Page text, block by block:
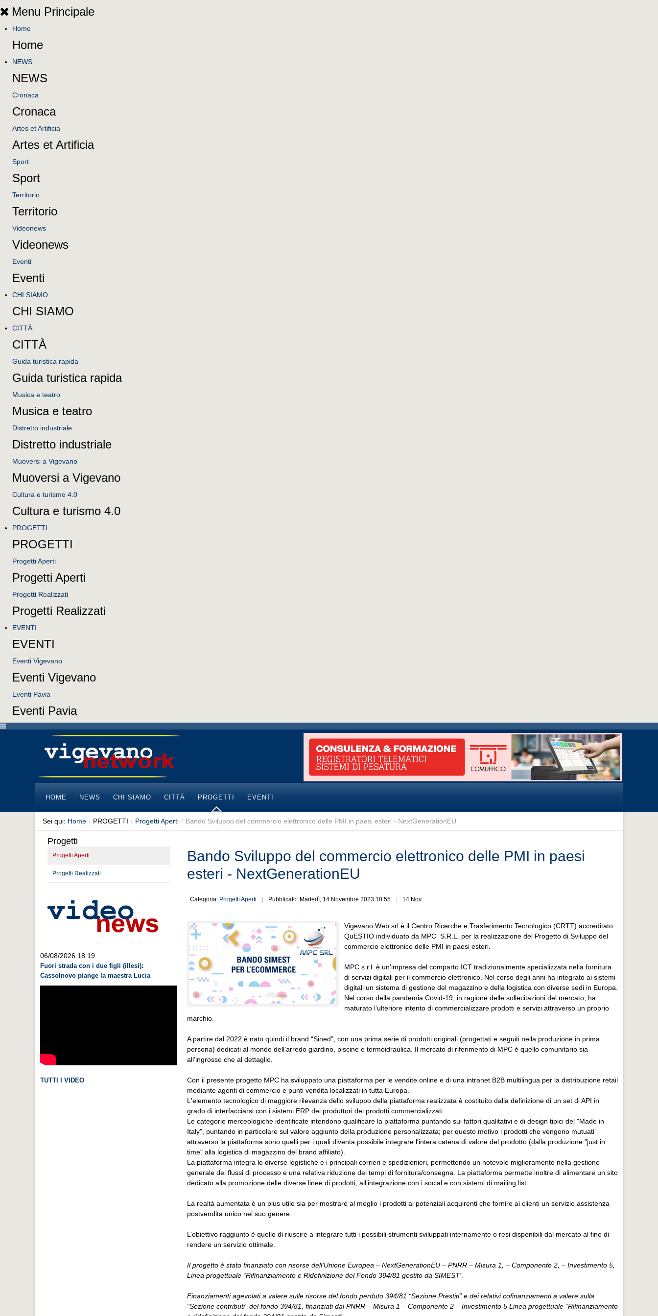
Menu Principale
Home
Home
NEWS
NEWS
Cronaca
Cronaca
Artes et Artificia
Artes et Artificia
Sport
Sport
Territorio
Territorio
Videonews
Videonews
Eventi
Eventi
CHI SIAMO
CHI SIAMO
CITTÀ
CITTÀ
Guida turistica rapida
Guida turistica rapida
Musica e teatro
Musica e teatro
Distretto industriale
Distretto industriale
Muoversi a Vigevano
Muoversi a Vigevano
Cultura e turismo 4.0
Cultura e turismo 4.0
PROGETTI
PROGETTI
Progetti Aperti
Progetti Aperti
Progetti Realizzati
Progetti Realizzati
EVENTI
EVENTI
Eventi Vigevano
Eventi Vigevano
Eventi Pavia
Eventi Pavia
HOME NEWS CHI SIAMO CITTÀ PROGETTI EVENTI
Sei qui: Home / PROGETTI / Progetti Aperti / Bando Sviluppo del commercio elettronico delle PMI in paesi esteri - NextGenerationEU
Progetti
Progetti Aperti
Progetti Realizzati
06/08/2026 18:19
Fuori strada con i due figli (illesi):
Cassolnovo piange la maestra Lucia
TUTTI I VIDEO
Bando Sviluppo del commercio elettronico delle PMI in paesi
esteri - NextGenerationEU
Categoria: Progetti Aperti Pubblicato: Martedì, 14 Novembre 2023 10:55 14 Nov
Vigevano Web srl è il Centro Ricerche e Trasferimento Tecnologico (CRTT) accreditato
QuESTIO individuato da MPC S.R.L. per la realizzazione del Progetto di Sviluppo del
commercio elettronico delle PMI in paesi esteri.
MPC s.r.l. è un’impresa del comparto ICT tradizionalmente specializzata nella fornitura
di servizi digitali per il commercio elettronico. Nel corso degli anni ha integrato ai sistemi
digitali un sistema di gestione del magazzino e della logistica con diverse sedi in Europa.
Nel corso della pandemia Covid-19, in ragione delle sollecitazioni del mercato, ha
maturato l’ulteriore intento di commercializzare prodotti e servizi attraverso un proprio
marchio.
A partire dal 2022 è nato quindi il brand “Sined”, con una prima serie di prodotti originali (progettati e seguiti nella produzione in prima
persona) dedicati al mondo dell’arredo giardino, piscine e termoidraulica. Il mercato di riferimento di MPC è quello comunitario sia
all’ingrosso che al dettaglio.
Con il presente progetto MPC ha sviluppato una piattaforma per le vendite online e di una intranet B2B multilingua per la distribuzione retail
mediante agenti di commercio e punti vendita localizzati in tutta Europa.
L'elemento tecnologico di maggiore rilevanza dello sviluppo della piattaforma realizzata è costituito dalla definizione di un set di API in
grado di interfacciarsi con i sistemi ERP dei produttori dei prodotti commercializzati.
Le categorie merceologiche identificate intendono qualificare la piattaforma puntando sui fattori qualitativi e di design tipici del "Made in
Italy", puntando in particolare sul valore aggiunto della produzione personalizzata; per questo motivo i prodotti che vengono mutuati
attraverso la piattaforma sono quelli per i quali diventa possibile integrare l'intera catena di valore del prodotto (dalla produzione "just in
time" alla logistica di magazzino del brand affiliato).
La piattaforma integra le diverse logistiche e i principali corrieri e spedizionieri, permettendo un notevole miglioramento nella gestione
generale dei flussi di processo e una relativa riduzione dei tempi di fornitura/consegna. La piattaforma permette inoltre di alimentare un sito
dedicato alla promozione delle diverse linee di prodotti, all’integrazione con i social e con sistemi di mailing list.
La realtà aumentata è un plus utile sia per mostrare al meglio i prodotti ai potenziali acquirenti che fornire ai clienti un servizio assistenza
postvendita unico nel suo genere.
L’obiettivo raggiunto è quello di riuscire a integrare tutti i possibili strumenti sviluppati internamente o resi disponibili dal mercato al fine di
rendere un servizio ottimale.
Il progetto è stato finanziato con risorse dell’Unione Europea – NextGenerationEU – PNRR – Misura 1, – Componente 2, – Investimento 5,
Linea progettuale “Rifinanziamento e Ridefinizione del Fondo 394/81 gestito da SIMEST”.
Finanziamenti agevolati a valere sulle risorse del fondo perduto 394/81 “Sezione Prestiti” e dei relativi cofinanziamenti a valere sulla
“Sezione contributi” del fondo 394/81, finanziati dal PNRR – Misura 1 – Componente 2 – Investimento 5 Linea progettuale “Rifinanziamento